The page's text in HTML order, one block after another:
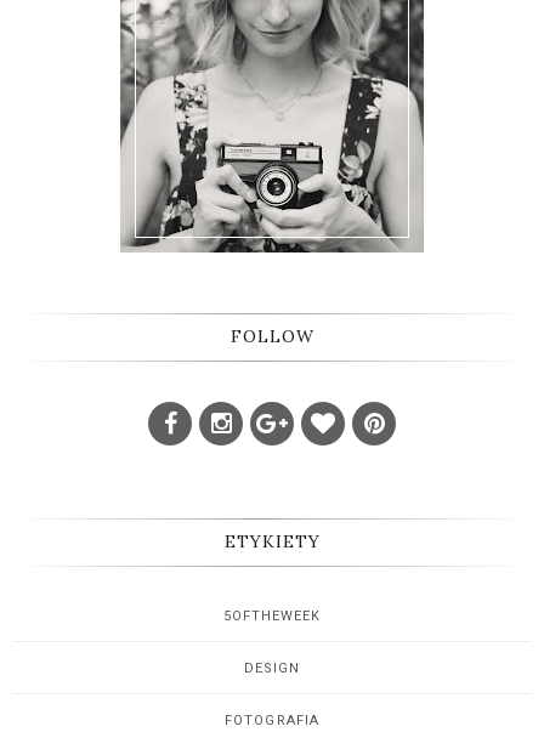
FOLLOW
ETYKIETY
5OFTHEWEEK
DESIGN
FOTOGRAFIA